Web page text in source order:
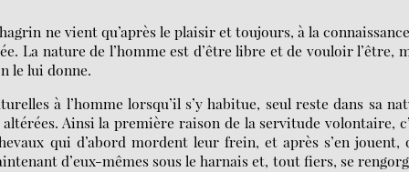
ne vient qu’après le plaisir et toujours, à la
La nature de l’homme est d’être libre et de vouloir l’être,
le lui donne.
à l’homme lorsqu’il s’y habitue, seul reste dans sa
Ainsi la première raison de la servitude volontaire,
qui d’abord mordent leur frein, et après s’en jouent,
d’eux-mêmes sous le harnais et, tout fiers, se